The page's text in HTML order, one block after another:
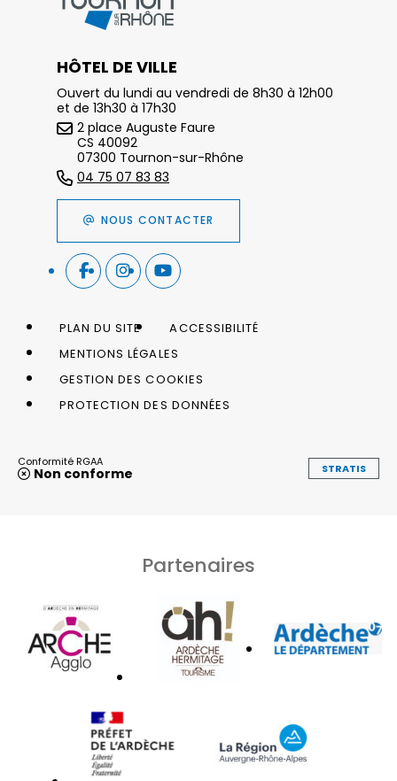
HÔTEL DE VILLE
Ouvert du lundi au vendredi de 8h30 à 12h00
et de 13h30 à 17h30
2 place Auguste Faure
CS 40092
07300 Tournon-sur-Rhône
04 75 07 83 83
NOUS CONTACTER
PLAN DU SITE
ACCESSIBILITÉ
MENTIONS LÉGALES
GESTION DES COOKIES
PROTECTION DES DONNÉES
Conformité RGAA
Non conforme STRATIS
Partenaires